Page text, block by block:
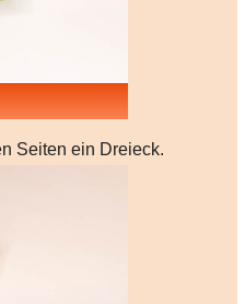
Seiten ein Dreieck.